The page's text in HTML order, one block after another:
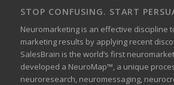
STOP CONFUSING. START
Neuromarketing is an effective discipline
marketing results by applying recent
SalesBrain is the world’s first
developed a NeuroMap™, a unique
neuroresearch, neuromessaging,